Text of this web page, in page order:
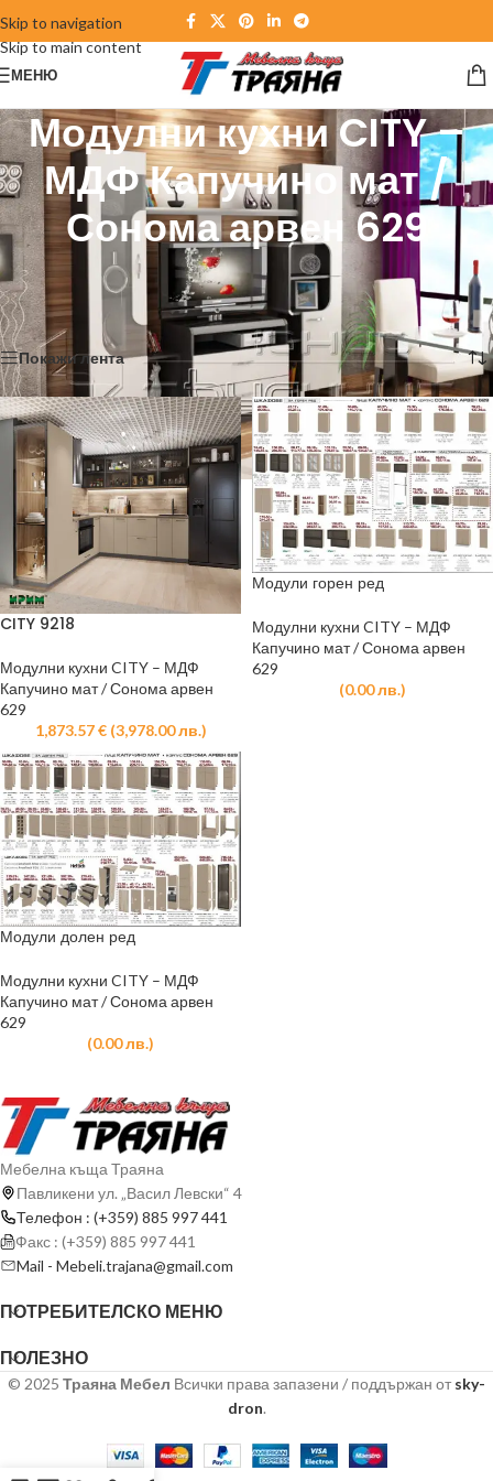
Skip to navigation
Skip to main content
МЕНЮ
Модулни кухни CITY –
МДФ Капучино мат /
Сонома арвен 629
Начало
Модулни кухни CITY – МДФ Капучино мат / Сонома арвен 629
Showing all 3 results
Покажи лента
CITY 9218
Модулни кухни CITY – МДФ
Капучино мат / Сонома арвен
629
1,873.57€ (3,978.00лв.)
Модули горен ред
Модулни кухни CITY – МДФ
Капучино мат / Сонома арвен
629
(0.00лв.)
Модули долен ред
Модулни кухни CITY – МДФ
Капучино мат / Сонома арвен
629
(0.00лв.)
Мебелна къща Траяна
Павликени ул. „Васил Левски“ 4
Телефон : (+359) 885 997 441
Факс : (+359) 885 997 441
Mail - Mebeli.trajana@gmail.com
ПОТРЕБИТЕЛСКО МЕНЮ
ПОЛЕЗНО
© 2025 Траяна Мебел Всички права запазени / поддържан от sky-
dron.